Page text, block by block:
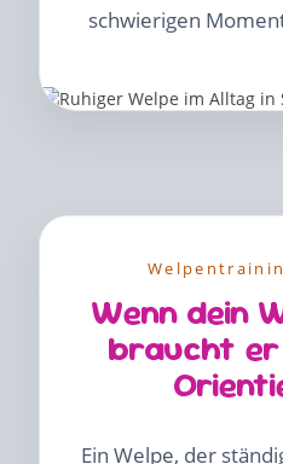
schwierigen
Wenn dein
braucht
Ein Welpe, der